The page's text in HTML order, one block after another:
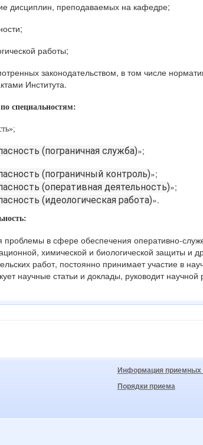
дисциплин, преподаваемых на кафедре;
работы;
законодательством, в том числе
Института.
специальностям:
(пограничная служба)»;
(пограничный контроль)»;
(оперативная деятельность)»;
(идеологическая работа)».
в сфере обеспечения оперативно-
химической и биологической защиты и
работ, постоянно принимает участие в
научные статьи и доклады, руководит
Информация приемных
Порядки приема